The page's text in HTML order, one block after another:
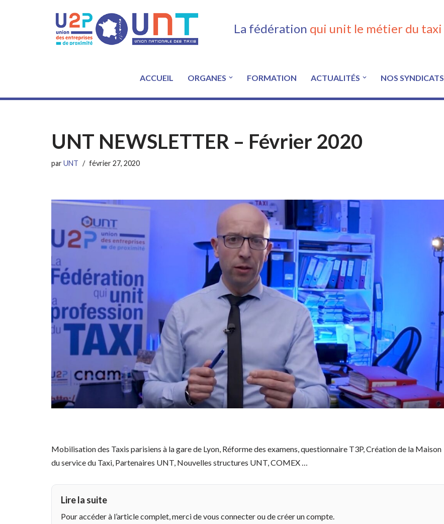
La fédération qui unit le métier du taxi
ACCUEIL ORGANES FORMATION ACTUALITÉS NOS SYNDICATS
UNT NEWSLETTER – Février 2020
parUNT février 27, 2020
Mobilisation des Taxis parisiens à la gare de Lyon, Réforme des examens, questionnaire T3P, Création de la Maison
du service du Taxi, Partenaires UNT, Nouvelles structures UNT, COMEX …
Lire la suite
Pour accéder à l’article complet, merci de vous connecter ou de créer un compte.